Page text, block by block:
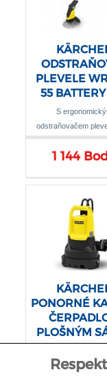
PLEVELE
55
WRE 18-55
Set
S
odstraňovačem
18-55 odstraníte
mech a plevel, aniž
1 144
PONORNÉ
PLOŠNÝM
SP 16.000